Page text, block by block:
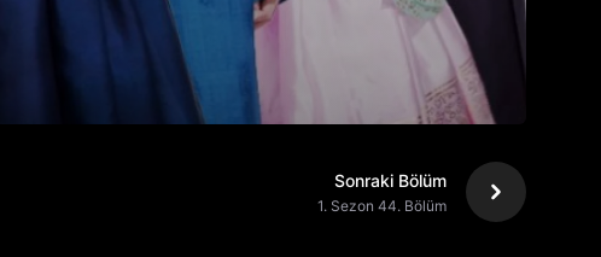
Sonraki Bölüm
1. Sezon 44. Bölüm